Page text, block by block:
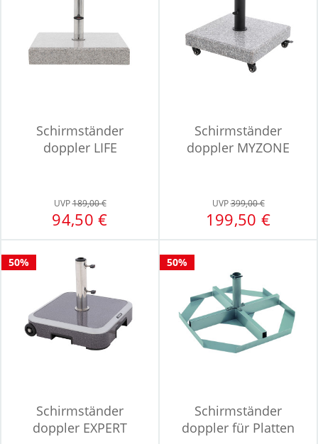
Schirmständer
doppler LIFE
UVP189,00 €
94,50 €
Schirmständer
doppler MYZONE
UVP399,00 €
199,50 €
50%
Schirmständer
doppler EXPERT
50%
Schirmständer
doppler für Platten